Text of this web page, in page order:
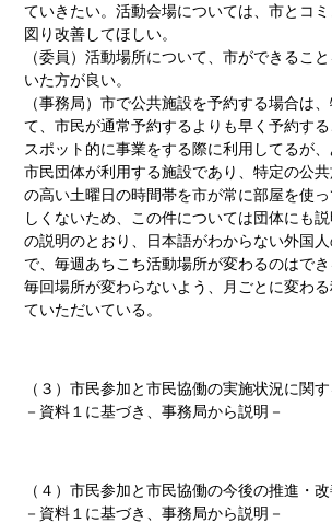
ていきたい。活動会場については、市とコ
図り改善してほしい。
（委員）活動場所について、市ができるこ
いた方が良い。
（事務局）市で公共施設を予約する場合は
て、市民が通常予約するよりも早く予約す
スポット的に事業をする際に利用してるが
市民団体が利用する施設であり、特定の公
の高い土曜日の時間帯を市が常に部屋を使
しくないため、この件については団体にも
の説明のとおり、日本語がわからない外国
で、毎週あちこち活動場所が変わるのはでき
毎回場所が変わらないよう、月ごとに変わ
ていただいている。
（３）市民参加と市民協働の実施状況に関
－資料１に基づき、事務局から説明－
（４）市民参加と市民協働の今後の推進・
－資料１に基づき、事務局から説明－